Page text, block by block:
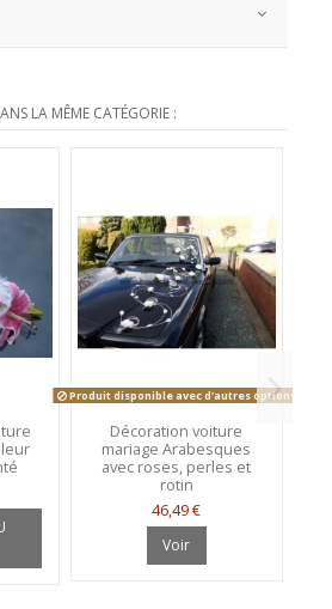
LA MÊME CATÉGORIE :
Produit disponible avec d'autres options
Décoration voiture
mariage Arabesques
avec roses, perles et
rotin
46,49 €
Voir